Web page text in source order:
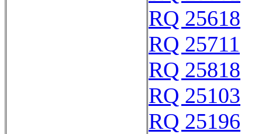
RQ 25618
RQ 25711
RQ 25818
RQ 25103
RQ 25196